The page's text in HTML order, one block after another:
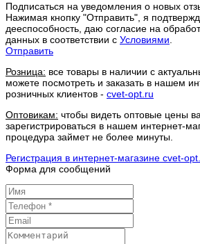
Подписаться на уведомления о новых
Нажимая кнопку "Отправить", я
дееспособность, даю согласие на
данных в соответствии с Условиями.
Отправить
Розница: все товары в наличии с
можете посмотреть и заказать в нашем
розничных клиентов - cvet-opt.ru
Оптовикам: чтобы видеть оптовые цены
зарегистрироваться в нашем интернет-
процедура займет не более минуты.
Регистрация в интернет-магазине cvet-
Форма для сообщений